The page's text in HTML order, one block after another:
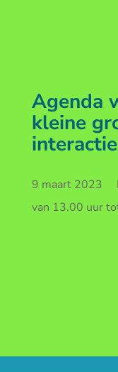
Agenda
kleine
interactie
9 maart 2023
van 13.00 uur